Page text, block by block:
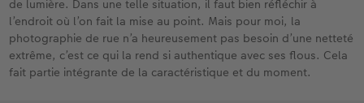
de lumière. Dans une telle situation, il faut bien réfléchir à
l’endroit où l’on fait la mise au point. Mais pour moi, la
photographie de rue n’a heureusement pas besoin d’une netteté
extrême, c’est ce qui la rend si authentique avec ses flous. Cela
fait partie intégrante de la caractéristique et du moment.